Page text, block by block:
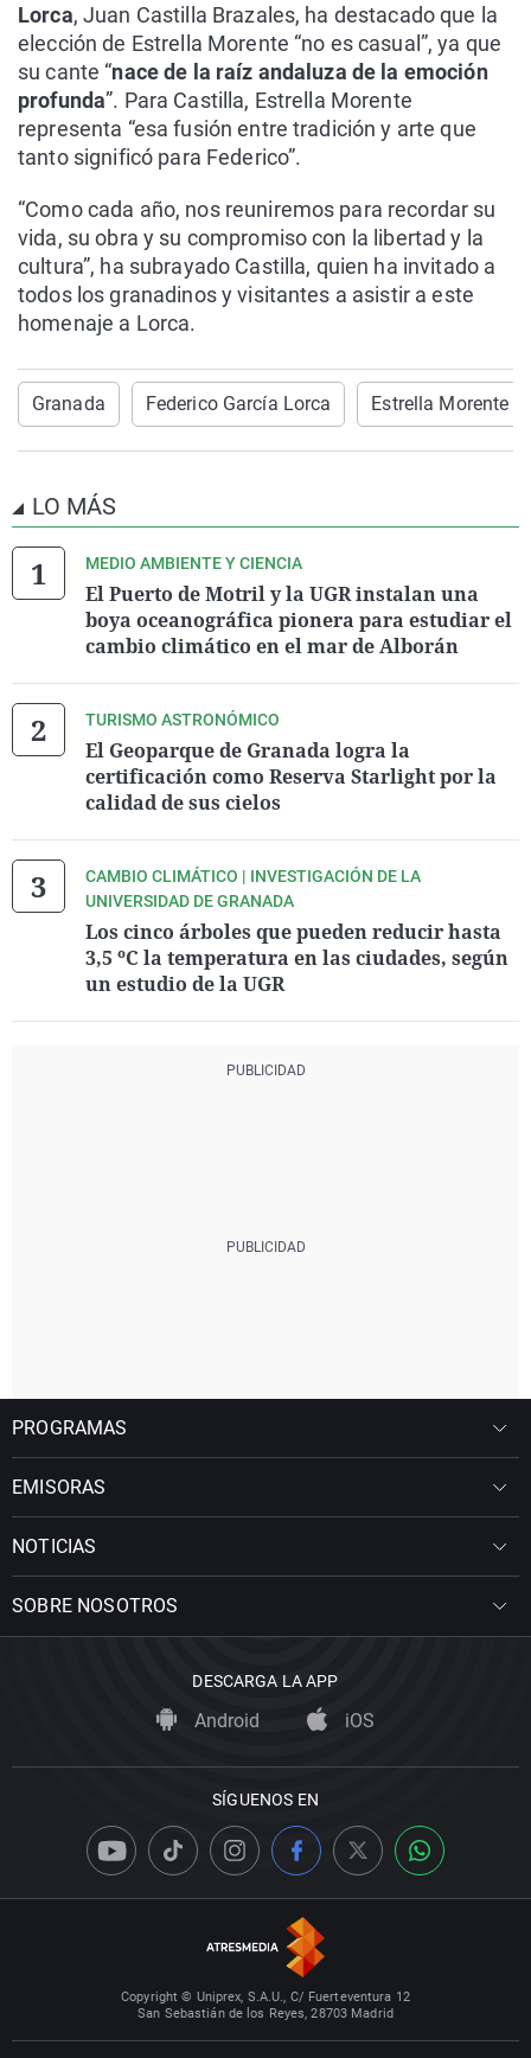
Lorca, Juan Castilla Brazales, ha destacado que la
elección de Estrella Morente “no es casual”, ya que
su cante “nace de la raíz andaluza de la emoción
profunda”. Para Castilla, Estrella Morente
representa “esa fusión entre tradición y arte que
tanto significó para Federico”.
“Como cada año, nos reuniremos para recordar su
vida, su obra y su compromiso con la libertad y la
cultura”, ha subrayado Castilla, quien ha invitado a
todos los granadinos y visitantes a asistir a este
homenaje a Lorca.
Granada Federico García Lorca Estrella Morente
LO MÁS
MEDIO AMBIENTE Y CIENCIA
El Puerto de Motril y la UGR instalan una
boya oceanográfica pionera para estudiar el
cambio climático en el mar de Alborán
TURISMO ASTRONÓMICO
El Geoparque de Granada logra la
certificación como Reserva Starlight por la
calidad de sus cielos
CAMBIO CLIMÁTICO | INVESTIGACIÓN DE LA
UNIVERSIDAD DE GRANADA
Los cinco árboles que pueden reducir hasta
3,5 ºC la temperatura en las ciudades, según
un estudio de la UGR
PROGRAMAS
EMISORAS
NOTICIAS
SOBRE NOSOTROS
DESCARGA LA APP
Android iOS
SÍGUENOS EN
Copyright © Uniprex, S.A.U., C/ Fuerteventura 12
San Sebastián de los Reyes, 28703 Madrid